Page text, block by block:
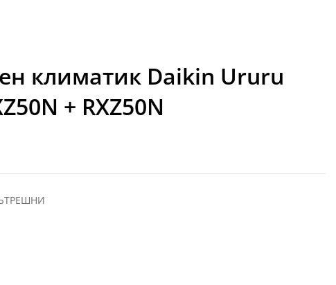
климатик Daikin Ururu
+ RXZ50N